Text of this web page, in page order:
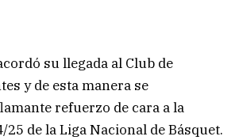
su llegada al Club de
y de esta manera se
refuerzo de cara a la
de la Liga Nacional de Básquet.